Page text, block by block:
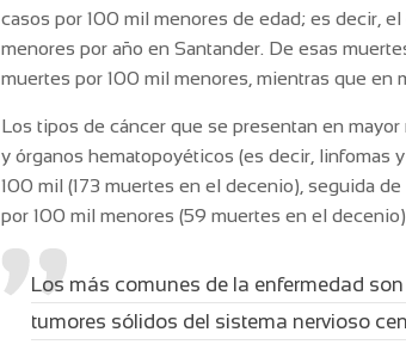
casos por 100 mil menores de edad; es decir,
menores por año en Santander. De esas
muertes por 100 mil menores, mientras que en
Los tipos de cáncer que se presentan en
y órganos hematopoyéticos (es decir, linfomas
100 mil (173 muertes en el decenio), seguida
por 100 mil menores (59 muertes en el decenio).
Los más comunes de la enfermedad
tumores sólidos del sistema nervioso